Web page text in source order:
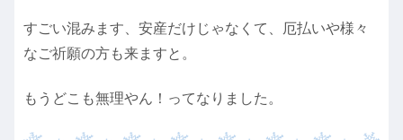
すごい混みます、安産だけじゃなくて、厄払いや様々
なご祈願の方も来ますと。
もうどこも無理やん！ってなりました。